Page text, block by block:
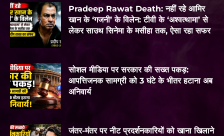
Pradeep Rawat Death: नहीं रहे आमिर
खान के ‘गजनी’ के विलेन: टीवी के ‘अश्वत्थामा’ से
लेकर साउथ सिनेमा के मसीहा तक, ऐसा रहा सफर
सोशल मीडिया पर सरकार की सख्त पकड़:
आपत्तिजनक सामग्री को 3 घंटे के भीतर हटाना अब
अनिवार्य
जंतर-मंतर पर नीट प्रदर्शनकारियों को खाना खिलाने